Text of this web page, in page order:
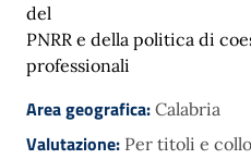
del
PNRR e della politica di
professionali
Area geografica: Calabria
Valutazione: Per titoli e